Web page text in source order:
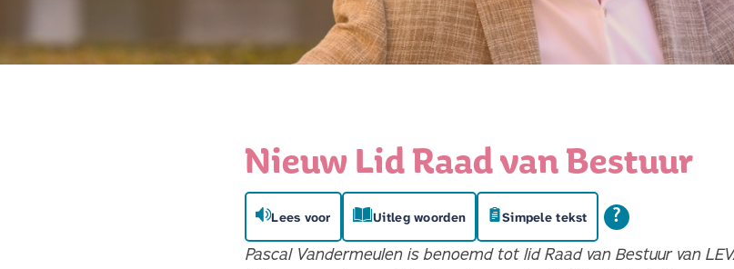
Nieuw Lid Raad van Bestuur
Lees voor Uitleg woorden Simpele tekst
Pascal Vandermeulen is benoemd tot lid Raad van Bestuur van